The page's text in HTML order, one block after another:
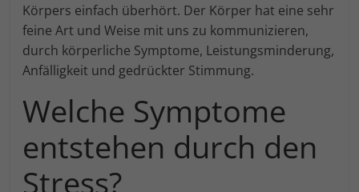
Körpers einfach überhört. Der Körper hat eine sehr
feine Art und Weise mit uns zu kommunizieren,
durch körperliche Symptome, Leistungsminderung,
Anfälligkeit und gedrückter Stimmung.
Welche Symptome
entstehen durch den
Stress?
Externe Medien (7) An
Inhalte von Videoplattformen und Social-Media-Plattformen
werden standardmäßig blockiert. Wenn Cookies von
externen Medien akzeptiert werden, bedarf der Zugriff auf
diese Inhalte keiner manuellen Einwilligung mehr.
Cookie-Informationen anzeigen
powered by Borlabs Cookie